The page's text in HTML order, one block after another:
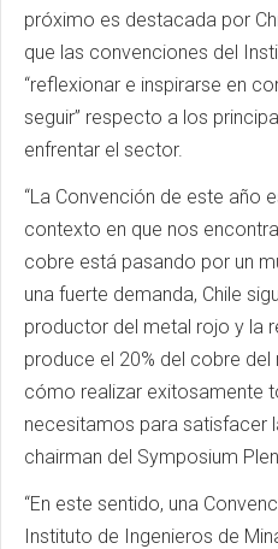
próximo es destacada por
que las convenciones del
“reflexionar e inspirarse en
seguir” respecto a los
enfrentar el sector.
“La Convención de este año
contexto en que nos
cobre está pasando por un
una fuerte demanda, Chile
productor del metal rojo y la
produce el 20% del cobre
cómo realizar exitosamente
necesitamos para satisfacer
chairman del Symposium
“En este sentido, una
Instituto de Ingenieros de